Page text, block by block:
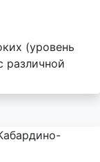
(уровень
различной